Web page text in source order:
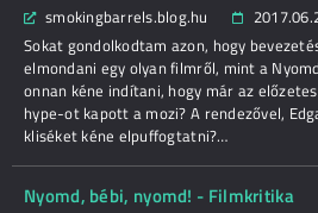
smokingbarrels.blog.hu
Sokat gondolkodtam azon, hogy
elmondani egy olyan filmről, mint a
onnan kéne indítani, hogy már az
hype-ot kapott a mozi? A rendezővel,
kliséket kéne elpuffogtatni?…
Nyomd, bébi, nyomd! - Filmkritika